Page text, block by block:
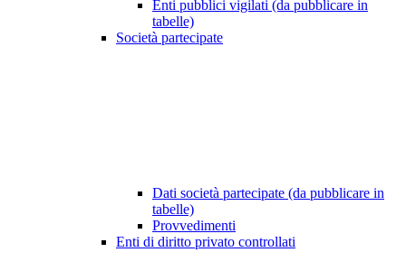
Enti pubblici vigilati (da pubblicare in
tabelle)
Società partecipate
Dati società partecipate (da pubblicare in
tabelle)
Provvedimenti
Enti di diritto privato controllati